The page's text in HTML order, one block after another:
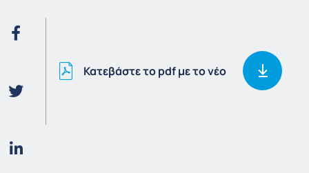
Κατεβάστε το pdf με το νέο